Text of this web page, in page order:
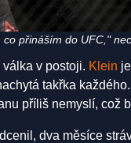
přináším do UFC,"
v postoji. Klein
takřka
příliš nemyslí, což
dva měsíce